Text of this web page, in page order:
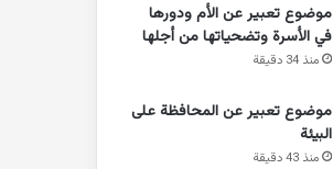
موضوع تعبير عن الأم ودورها
في الأسرة وتضحياتها من أجلها
منذ 34 دقيقة
موضوع تعبير عن المحافظة على
البيئة
منذ 43 دقيقة